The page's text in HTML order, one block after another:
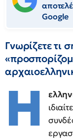
Google
Γνωρίζετε τι
Η